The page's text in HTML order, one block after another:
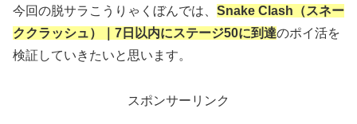
今回の脱サラこうりゃくぼんでは、 Snake Clash（スネー
ククラッシュ）｜7日以内にステージ50に到達のポイ活を
検証していきたいと思います。
スポンサーリンク